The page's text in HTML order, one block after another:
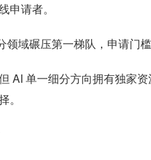
请者。
领域碾压第一梯队，申请门
AI 单一细分方向拥有独家